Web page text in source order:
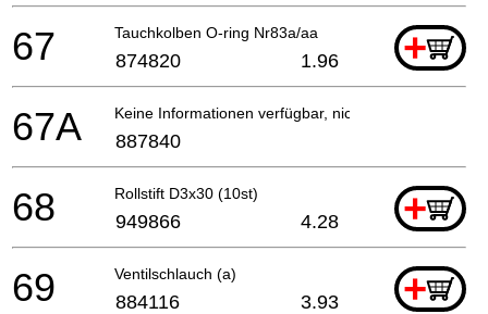
Tauchkolben O-ring Nr83a/aa +
67 874820 1.96
Keine Informationen verfügbar, nicht bestellbar
67A 887840
Rollstift D3x30 (10st) +
68 949866 4.28
Ventilschlauch (a) +
69 884116 3.93